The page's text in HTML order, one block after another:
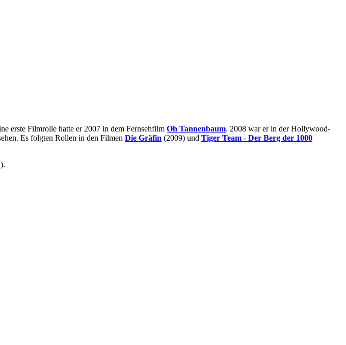
erste Filmrolle hatte er 2007 in dem Fernsehfilm Oh Tannenbaum. 2008 war er in der Hollywood-
Es folgten Rollen in den Filmen Die Gräfin (2009) und Tiger Team - Der Berg der 1000